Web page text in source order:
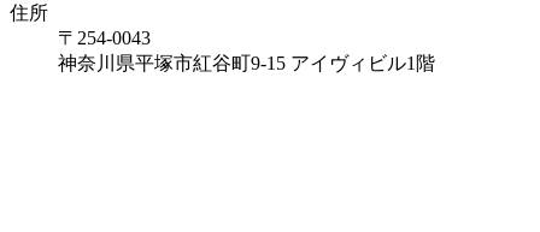
住所
〒254-0043
神奈川県平塚市紅谷町9-15 アイヴィビル1階